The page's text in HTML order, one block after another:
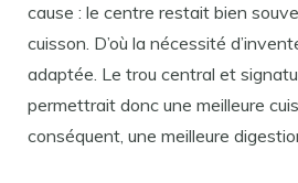
cause : le centre restait bien
cuisson. D’où la nécessité
adaptée. Le trou central et
permettrait donc une meilleure
conséquent, une meilleure